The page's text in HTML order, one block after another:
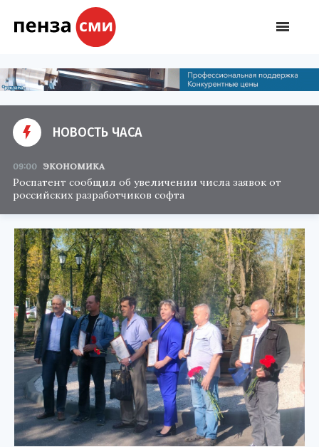
НОВОСТЬ ЧАСА
09:00 ЭКОНОМИКА
Роспатент сообщил об увеличении числа заявок от
российских разработчиков софта